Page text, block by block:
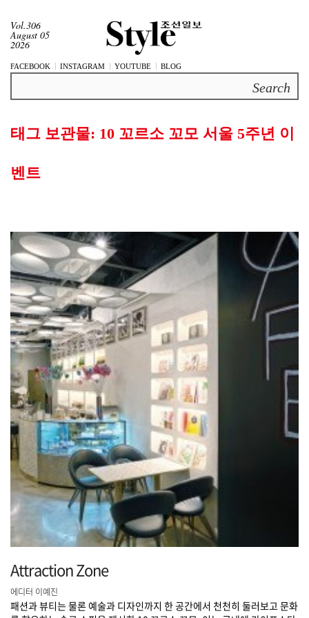
Vol.306
August 05
2026
FACEBOOK INSTAGRAM YOUTUBE BLOG
태그 보관물: 10 꼬르소 꼬모 서울 5주년 이
벤트
Attraction Zone
에디터 이예진
패션과 뷰티는 물론 예술과 디자인까지 한 공간에서 천천히 둘러보고 문화